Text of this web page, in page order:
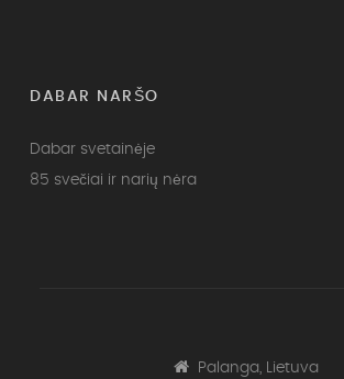
DABAR NARŠO
Dabar svetainėje
85 svečiai ir narių nėra
Palanga, Lietuva